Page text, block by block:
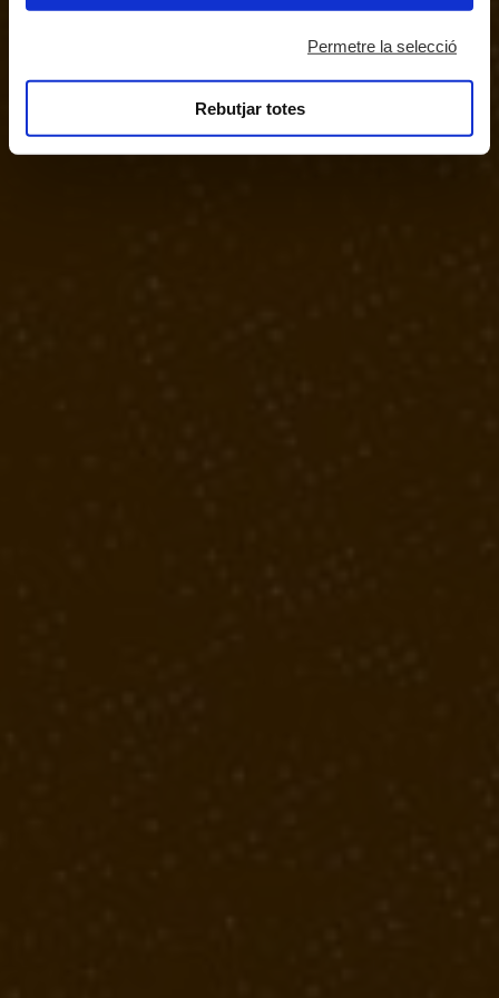
Permetre la selecció
Rebutjar totes